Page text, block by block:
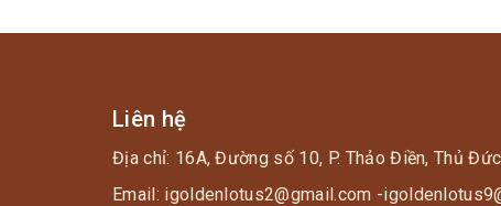
Liên hệ
Địa chỉ: 16A, Đường số 10, P. Thảo Điền, Thủ
Email: igoldenlotus2@gmail.com -